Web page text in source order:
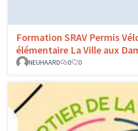
Formation SRAV Permis
élémentaire La Ville aux
NEUHAARD
0 0